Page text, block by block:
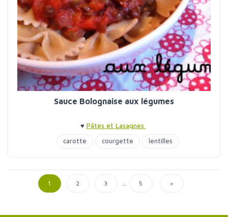
Sauce Bolognaise aux légumes
♥ Pâtes et Lasagnes
carotte
courgette lentilles
les pasta végétaliennes navet poivrons
1 2 3 ... 5 >